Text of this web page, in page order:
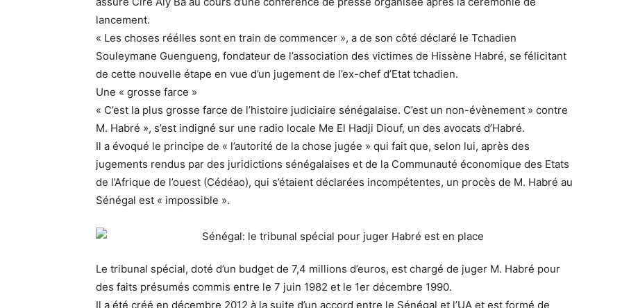
lancement.
« Les choses réélles sont en train de commencer », a de son côté déclaré le Tchadien
Souleymane Guengueng, fondateur de l’association des victimes de Hissène Habré, se félicitant
de cette nouvelle étape en vue d’un jugement de l’ex-chef d’Etat tchadien.
Une « grosse farce »
« C’est la plus grosse farce de l’histoire judiciaire sénégalaise. C’est un non-évènement » contre
M. Habré », s’est indigné sur une radio locale Me El Hadji Diouf, un des avocats d’Habré.
Il a évoqué le principe de « l’autorité de la chose jugée » qui fait que, selon lui, après des
jugements rendus par des juridictions sénégalaises et de la Communauté économique des Etats
de l’Afrique de l’ouest (Cédéao), qui s’étaient déclarées incompétentes, un procès de M. Habré au
Sénégal est « impossible ».
Le tribunal spécial, doté d’un budget de 7,4 millions d’euros, est chargé de juger M. Habré pour
des faits présumés commis entre le 7 juin 1982 et le 1er décembre 1990.
Il a été créé en décembre 2012 à la suite d’un accord entre le Sénégal et l’UA et est formé de